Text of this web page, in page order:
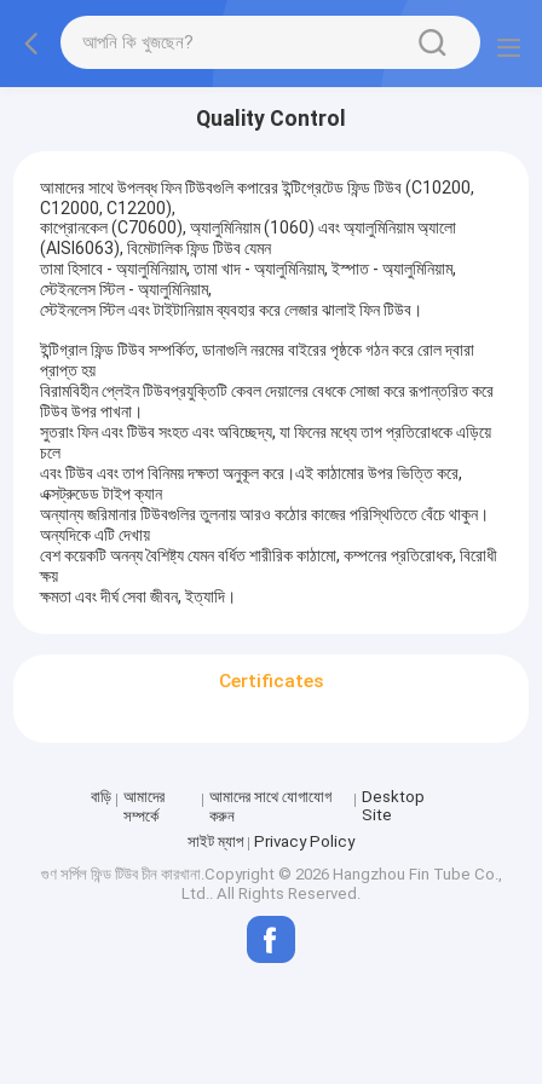
Quality Control
আমাদের সাথে উপলব্ধ ফিন টিউবগুলি কপারের ইন্টিগ্রেটেড ফিন্ড টিউব (C10200,
C12000, C12200),
কাপ্রোনকেল (C70600), অ্যালুমিনিয়াম (1060) এবং অ্যালুমিনিয়াম অ্যালো
(AISI6063), বিমেটালিক ফিন্ড টিউব যেমন
তামা হিসাবে - অ্যালুমিনিয়াম, তামা খাদ - অ্যালুমিনিয়াম, ইস্পাত - অ্যালুমিনিয়াম,
স্টেইনলেস স্টিল - অ্যালুমিনিয়াম,
স্টেইনলেস স্টিল এবং টাইটানিয়াম ব্যবহার করে লেজার ঝালাই ফিন টিউব।
ইন্টিগ্রাল ফিন্ড টিউব সম্পর্কিত, ডানাগুলি নরমের বাইরের পৃষ্ঠকে গঠন করে রোল দ্বারা
প্রাপ্ত হয়
বিরামবিহীন প্লেইন টিউবপ্রযুক্তিটি কেবল দেয়ালের বেধকে সোজা করে রূপান্তরিত করে
টিউব উপর পাখনা।
সুতরাং ফিন এবং টিউব সংহত এবং অবিচ্ছেদ্য, যা ফিনের মধ্যে তাপ প্রতিরোধকে এড়িয়ে
চলে
এবং টিউব এবং তাপ বিনিময় দক্ষতা অনুকূল করে।এই কাঠামোর উপর ভিত্তি করে,
এক্সট্রুডেড টাইপ ক্যান
অন্যান্য জরিমানার টিউবগুলির তুলনায় আরও কঠোর কাজের পরিস্থিতিতে বেঁচে থাকুন।
অন্যদিকে এটি দেখায়
বেশ কয়েকটি অনন্য বৈশিষ্ট্য যেমন বর্ধিত শারীরিক কাঠামো, কম্পনের প্রতিরোধক, বিরোধী
ক্ষয়
ক্ষমতা এবং দীর্ঘ সেবা জীবন, ইত্যাদি।
Certificates
বাড়ি
আমাদের
সম্পর্কে
আমাদের সাথে যোগাযোগ
করুন
Desktop
Site
সাইট ম্যাপ
Privacy Policy
গুণ সর্পিল ফিন্ড টিউবচীন কারখানা.Copyright © 2026 Hangzhou Fin Tube Co.,
Ltd.. All Rights Reserved.